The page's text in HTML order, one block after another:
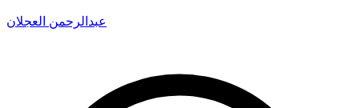
عبدالرحمن العجلان